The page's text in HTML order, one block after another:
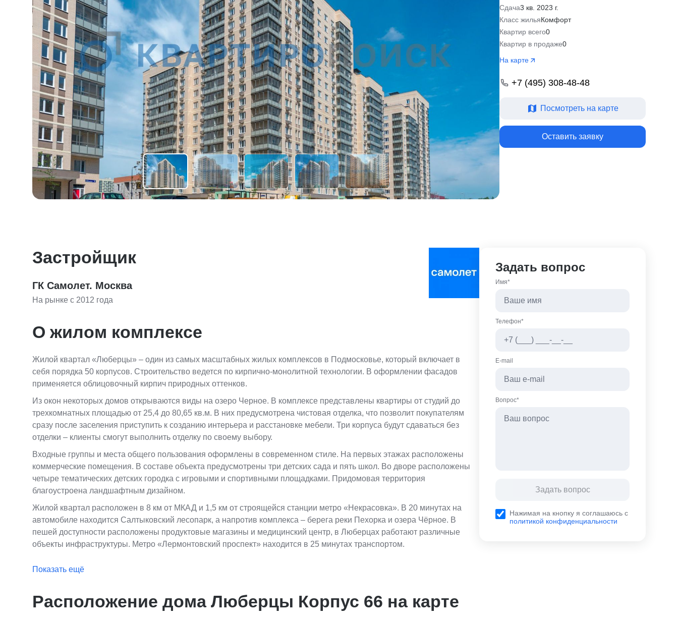
Сдача3 кв. 2023 г.
Класс жильяКомфорт
Квартир всего0
Квартир в продаже0
На карте
+7 (495) 308-48-48
Посмотреть на карте
Оставить заявку
Застройщик
ГК Самолет. Москва
На рынке с 2012 года
О жилом комплексе
Жилой квартал «Люберцы» – один из самых масштабных жилых комплексов в Подмосковье, который включает в
себя порядка 50 корпусов. Строительство ведется по кирпично-монолитной технологии. В оформлении фасадов
применяется облицовочный кирпич природных оттенков.
Из окон некоторых домов открываются виды на озеро Черное. В комплексе представлены квартиры от студий до
трехкомнатных площадью от 25,4 до 80,65 кв.м. В них предусмотрена чистовая отделка, что позволит покупателям
сразу после заселения приступить к созданию интерьера и расстановке мебели. Три корпуса будут сдаваться без
отделки – клиенты смогут выполнить отделку по своему выбору.
Входные группы и места общего пользования оформлены в современном стиле. На первых этажах расположены
коммерческие помещения. В составе объекта предусмотрены три детских сада и пять школ. Во дворе расположены
четыре тематических детских городка с игровыми и спортивными площадками. Придомовая территория
благоустроена ландшафтным дизайном.
Жилой квартал расположен в 8 км от МКАД и 1,5 км от строящейся станции метро «Некрасовка». В 20 минутах на
автомобиле находится Салтыковский лесопарк, а напротив комплекса – берега реки Пехорка и озера Чёрное. В
пешей доступности расположены продуктовые магазины и медицинский центр, в Люберцах работают различные
объекты инфраструктуры. Метро «Лермонтовский проспект» находится в 25 минутах транспортом.
Показать ещё
Расположение дома Люберцы Корпус 66 на карте
Задать вопрос
Имя*
Телефон*
E-mail
Вопрос*
Задать вопрос
Нажимая на кнопку я соглашаюсь с
политикой конфиденциальности